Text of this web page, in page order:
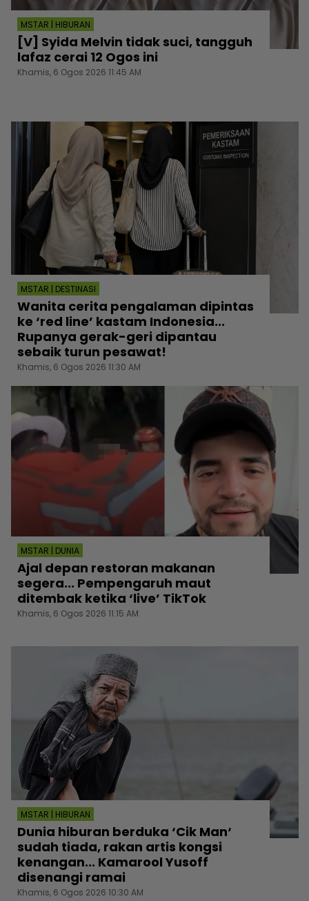
MSTAR | HIBURAN
[V] Syida Melvin tidak suci, tangguh
lafaz cerai 12 Ogos ini
Khamis, 6 Ogos 2026 11:45 AM
MSTAR | DESTINASI
Wanita cerita pengalaman dipintas
ke ‘red line’ kastam Indonesia...
Rupanya gerak-geri dipantau
sebaik turun pesawat!
Khamis, 6 Ogos 2026 11:30 AM
MSTAR | DUNIA
Ajal depan restoran makanan
segera... Pempengaruh maut
ditembak ketika ‘live’ TikTok
Khamis, 6 Ogos 2026 11:15 AM
MSTAR | HIBURAN
Dunia hiburan berduka ‘Cik Man‘
sudah tiada, rakan artis kongsi
kenangan... Kamarool Yusoff
disenangi ramai
Khamis, 6 Ogos 2026 10:30 AM